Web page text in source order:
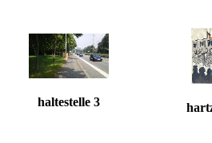
haltestelle 3